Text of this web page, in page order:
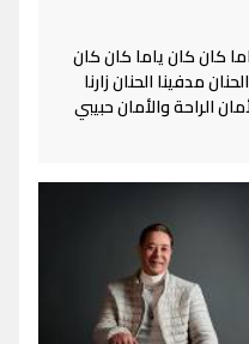
كان كان ياما كان كان
مدفينا الحنان زارنا
الراحة والأمان حبيبي